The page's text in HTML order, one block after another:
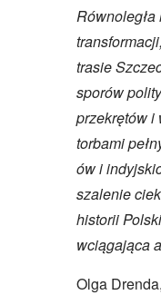
trasie
sporów
przekrętów i
torbami
ów i
szalenie
historii
wciągająca
Olga